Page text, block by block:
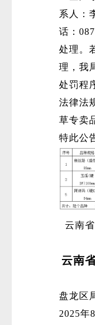
系人：
话：
处理。
理，我
处罚程
法律法
草专卖
特此公
云南
云南
盘龙区
2025年